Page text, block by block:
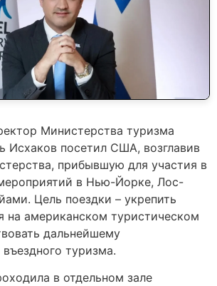
Министерства туризма
Исхаков посетил США, возглавив
прибывшую для участия в
в Нью-Йорке, Лос-
Цель поездки – укрепить
на американском туристическом
дальнейшему
туризма.
в отдельном зале